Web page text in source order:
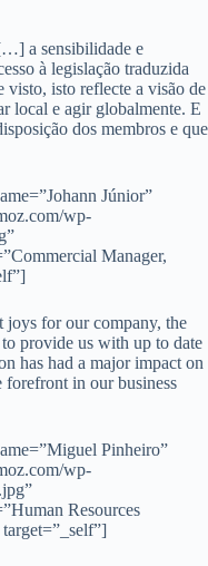
a sensibilidade e
à legislação traduzida
visto, isto reflecte a visão de
local e agir globalmente. E
dos membros e que
Júnior”
wp-
Manager,
joys for our company, the
provide us with up to date
has had a major impact on
forefront in our business
Pinheiro”
wp-
Resources